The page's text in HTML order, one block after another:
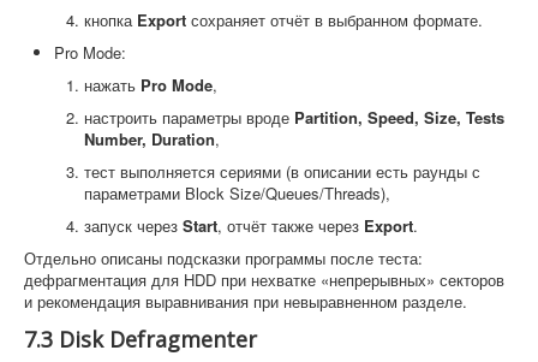
кнопка Export сохраняет отчёт в выбранном формате.
Pro Mode:
нажать Pro Mode,
настроить параметры вроде Partition, Speed, Size, Tests
Number, Duration,
тест выполняется сериями (в описании есть раунды с
параметрами Block Size/Queues/Threads),
запуск через Start, отчёт также через Export.
Отдельно описаны подсказки программы после теста:
дефрагментация для HDD при нехватке «непрерывных» секторов
и рекомендация выравнивания при невыравненном разделе.
7.3 Disk Defragmenter